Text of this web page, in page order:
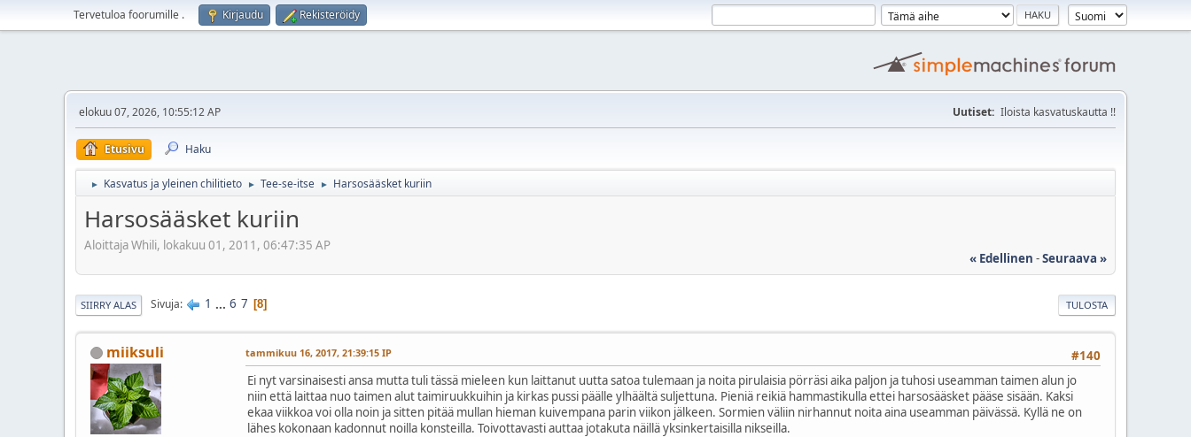
Tervetuloa foorumille . Kirjaudu Rekisteröidy
elokuu 07, 2026, 10:55:12 AP Uutiset: Iloista kasvatuskautta !!
Etusivu Haku
► Kasvatus ja yleinen chilitieto ► Tee-se-itse ► Harsosääsket kuriin
Harsosääsket kuriin
Aloittaja Whili, lokakuu 01, 2011, 06:47:35 AP
« Edellinen -Seuraava »
TULOSTA
SIIRRY ALAS Sivuja 1 ... 6 7 8
miiksuli #140
tammikuu 16, 2017, 21:39:15 IP
Ei nyt varsinaisesti ansa mutta tuli tässä mieleen kun laittanut uutta satoa tulemaan ja noita pirulaisia pörräsi aika paljon ja tuhosi useamman taimen alun jo
niin että laittaa nuo taimen alut taimiruukkuihin ja kirkas pussi päälle ylhäältä suljettuna. Pieniä reikiä hammastikulla ettei harsosääsket pääse sisään. Kaksi
ekaa viikkoa voi olla noin ja sitten pitää mullan hieman kuivempana parin viikon jälkeen. Sormien väliin nirhannut noita aina useamman päivässä. Kyllä ne on
lähes kokonaan kadonnut noilla konsteilla. Toivottavasti auttaa jotakuta näillä yksinkertaisilla nikseilla.